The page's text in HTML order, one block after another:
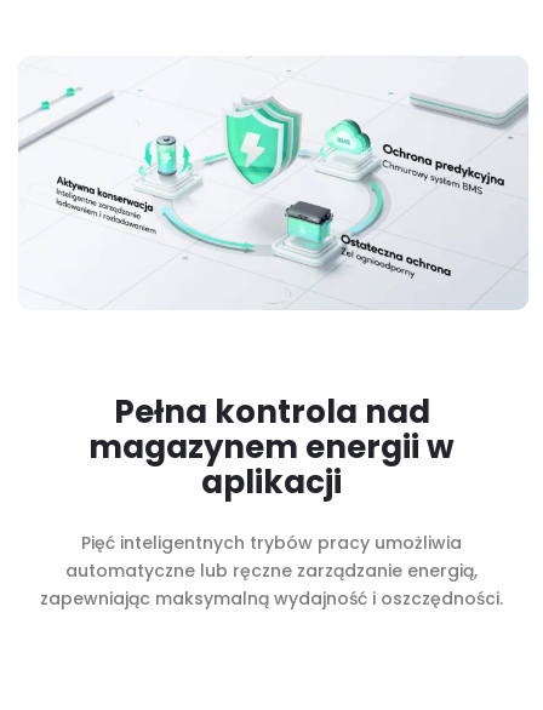
Pełna kontrola nad
magazynem energii w
aplikacji
Pięć inteligentnych trybów pracy umożliwia
automatyczne lub ręczne zarządzanie energią,
zapewniając maksymalną wydajność i oszczędności.